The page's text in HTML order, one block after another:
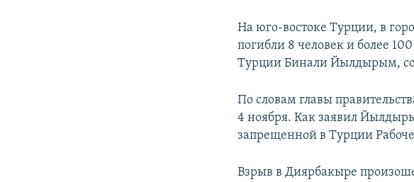
На юго-востоке Турции, в
погибли 8 человек и более
Турции Бинали Йылдырым,
По словам главы
4 ноября. Как заявил
запрещенной в Турции
Взрыв в Диярбакыре